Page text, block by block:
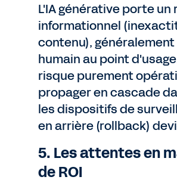
L'IA générative porte
informationnel
contenu),
humain au point
risque purement
propager en cascade
les dispositifs de
en arrière (rollback)
5. Les attentes en
de ROI